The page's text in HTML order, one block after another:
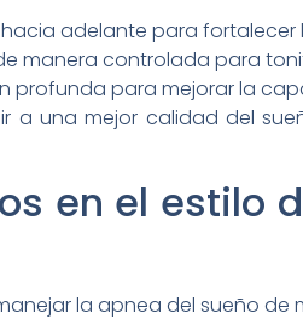
adelante para fortalecer
manera controlada para
profunda para mejorar la
a una mejor calidad del
en el estilo
la apnea del sueño